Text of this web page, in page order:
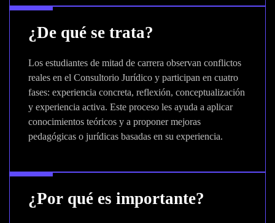
¿De qué se trata?
Los estudiantes de mitad de carrera observan conflictos
reales en el Consultorio Jurídico y participan en cuatro
fases: experiencia concreta, reflexión, conceptualización
y experiencia activa. Este proceso les ayuda a aplicar
conocimientos teóricos y a proponer mejoras
pedagógicas o jurídicas basadas en su experiencia.
¿Por qué es importante?